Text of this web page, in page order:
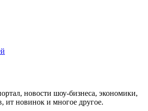
новости шоу-бизнеса, экономики,
ит новинок и многое другое.